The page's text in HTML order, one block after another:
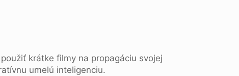
krátke filmy na propagáciu svojej
umelú inteligenciu.